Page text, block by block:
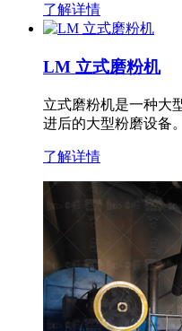
了解详情
LM 立式磨粉机
立式磨粉机是一种大
进后的大型粉磨设备
了解详情